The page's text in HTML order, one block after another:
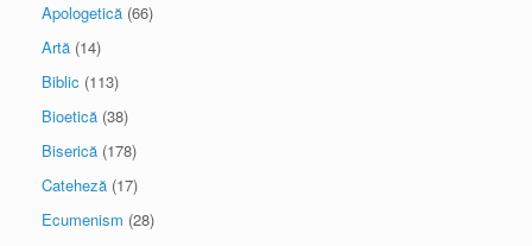
Apologetică (66)
Artă (14)
Biblic (113)
Bioetică (38)
Biserică (178)
Cateheză (17)
Ecumenism (28)